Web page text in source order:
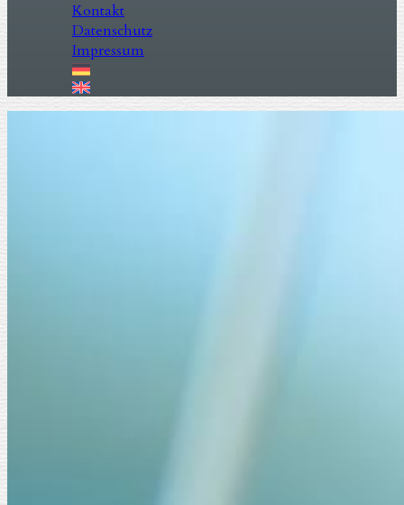
Kontakt
Datenschutz
Impressum